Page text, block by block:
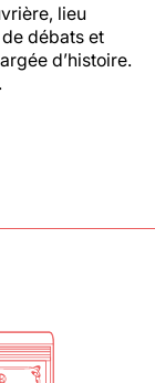
savoir plus
lieu
débats et
d’histoire.